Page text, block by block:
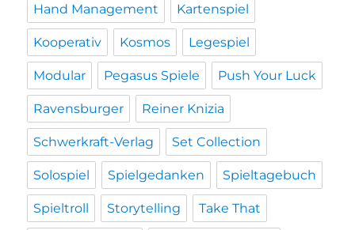
Hand Management Kartenspiel
Kooperativ Kosmos Legespiel
Modular Pegasus Spiele Push Your Luck
Ravensburger Reiner Knizia
Schwerkraft-Verlag Set Collection
Solospiel Spielgedanken Spieltagebuch
Spieltroll Storytelling Take That